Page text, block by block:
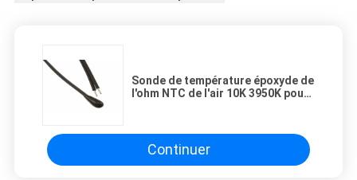
Sonde de température époxyde de
l'ohm NTC de l'air 10K 3950K pour
Continuer